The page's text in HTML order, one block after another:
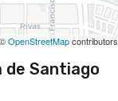
OpenStreetMapcontributors
de Santiago